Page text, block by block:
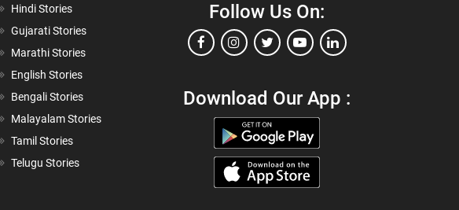
Hindi Stories
Gujarati Stories
Marathi Stories
English Stories
Bengali Stories
Malayalam Stories
Tamil Stories
Telugu Stories
Follow Us On:
Download Our App :